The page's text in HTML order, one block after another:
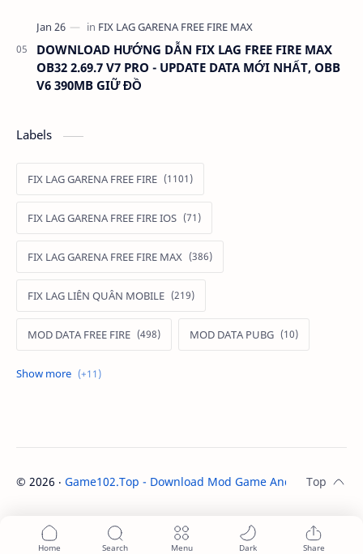
DOWNLOAD HƯỚNG DẪN FIX LAG FREE FIRE MAX
OB32 2.69.7 V7 PRO - UPDATE DATA MỚI NHẤT, OBB
V6 390MB GIỮ ĐỒ
Labels
FIX LAG GARENA FREE FIRE
FIX LAG GARENA FREE FIRE IOS
FIX LAG GARENA FREE FIRE MAX
FIX LAG LIÊN QUÂN MOBILE
MOD DATA FREE FIRE MOD DATA PUBG
MOD FREE FIRE
MOD LIÊN QUÂN MOBILE IOS
MOD MAP LIÊN QUÂN MOBILE
MOD MENU GAME IOS MOD SKIN FREE FIRE
© 2026 ‧ Game102.Top - Download Mod Game Android / IOS